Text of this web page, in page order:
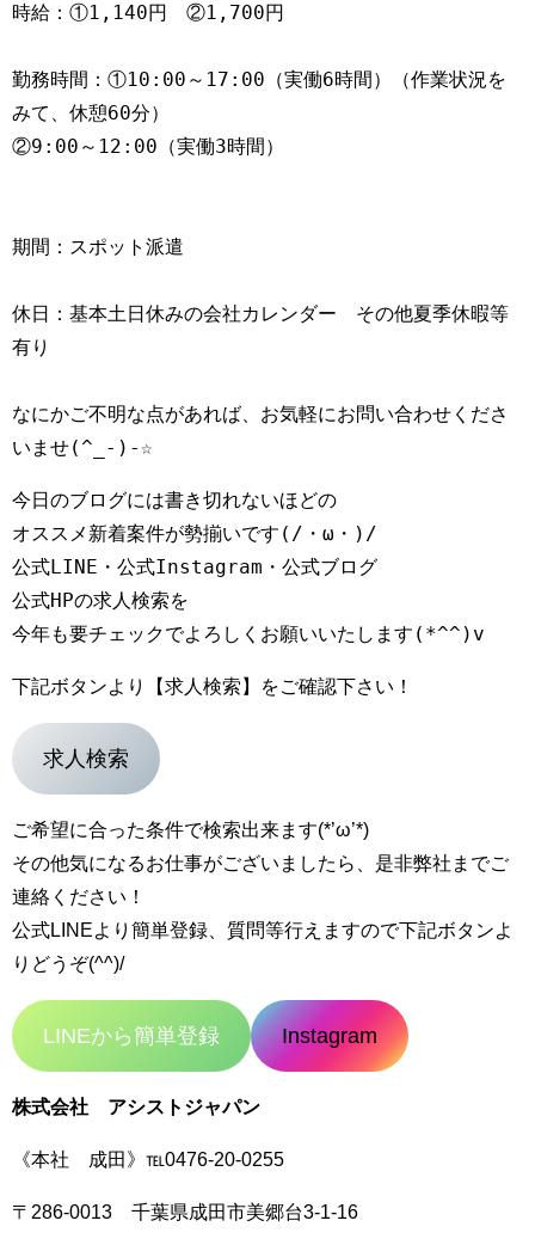
時給：①1,140円　②1,700円
勤務時間：①10:00～17:00（実働6時間）（作業状況を
みて、休憩60分）
②9:00～12:00（実働3時間）
期間：スポット派遣
休日：基本土日休みの会社カレンダー　その他夏季休暇等
有り
なにかご不明な点があれば、お気軽にお問い合わせくださ
いませ(^_-)-☆
今日のブログには書き切れないほどの
オススメ新着案件が勢揃いです(/・ω・)/
公式LINE・公式Instagram・公式ブログ
公式HPの求人検索を
下記ボタンより【求人検索】をご確認下さい！
求人検索
ご希望に合った条件で検索出来ます(*’ω’*)
その他気になるお仕事がございましたら、是非弊社までご
連絡ください！
公式LINEより簡単登録、質問等行えますので下記ボタンよ
りどうぞ(^^)/
LINEから簡単登録 Instagram
株式会社 アシストジャパン
《本社 成田》℡0476-20-0255
〒286-0013 千葉県成田市美郷台3-1-16